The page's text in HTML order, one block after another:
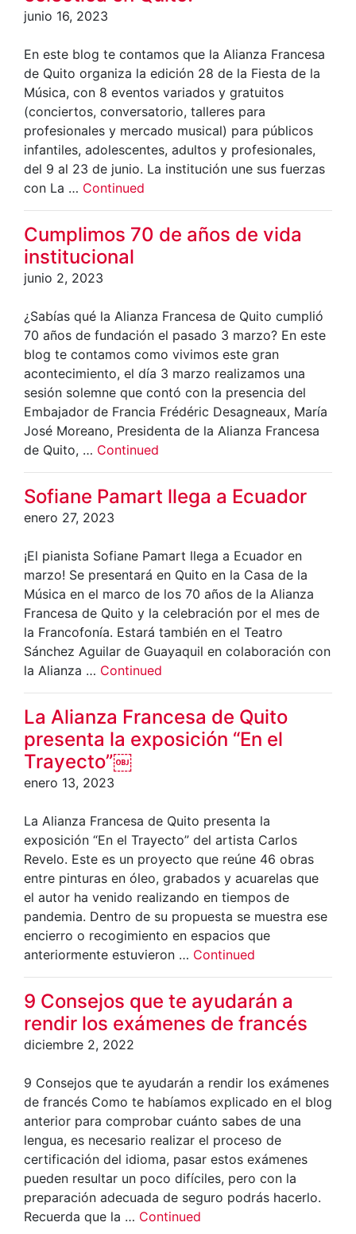
junio 16, 2023
En este blog te contamos que la Alianza Francesa
de Quito organiza la edición 28 de la Fiesta de la
Música, con 8 eventos variados y gratuitos
(conciertos, conversatorio, talleres para
profesionales y mercado musical) para públicos
infantiles, adolescentes, adultos y profesionales,
del 9 al 23 de junio. La institución une sus fuerzas
con La … Continued
Cumplimos 70 de años de vida
institucional
junio 2, 2023
¿Sabías qué la Alianza Francesa de Quito cumplió
70 años de fundación el pasado 3 marzo? En este
blog te contamos como vivimos este gran
acontecimiento, el día 3 marzo realizamos una
sesión solemne que contó con la presencia del
Embajador de Francia Frédéric Desagneaux, María
José Moreano, Presidenta de la Alianza Francesa
de Quito, … Continued
Sofiane Pamart llega a Ecuador
enero 27, 2023
¡El pianista Sofiane Pamart llega a Ecuador en
marzo! Se presentará en Quito en la Casa de la
Música en el marco de los 70 años de la Alianza
Francesa de Quito y la celebración por el mes de
la Francofonía. Estará también en el Teatro
Sánchez Aguilar de Guayaquil en colaboración con
la Alianza … Continued
La Alianza Francesa de Quito
presenta la exposición “En el
Trayecto”￼
enero 13, 2023
La Alianza Francesa de Quito presenta la
exposición “En el Trayecto” del artista Carlos
Revelo. Este es un proyecto que reúne 46 obras
entre pinturas en óleo, grabados y acuarelas que
el autor ha venido realizando en tiempos de
pandemia. Dentro de su propuesta se muestra ese
encierro o recogimiento en espacios que
anteriormente estuvieron … Continued
9 Consejos que te ayudarán a
rendir los exámenes de francés
diciembre 2, 2022
9 Consejos que te ayudarán a rendir los exámenes
de francés Como te habíamos explicado en el blog
anterior para comprobar cuánto sabes de una
lengua, es necesario realizar el proceso de
certificación del idioma, pasar estos exámenes
pueden resultar un poco difíciles, pero con la
preparación adecuada de seguro podrás hacerlo.
Recuerda que la … Continued